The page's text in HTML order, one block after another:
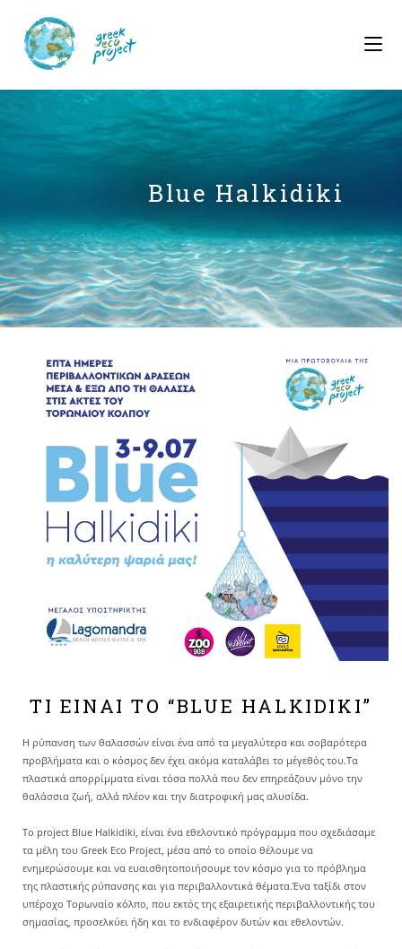
Blue Halkidiki
ΤΙ ΕΙΝΑΙ ΤΟ “BLUE HALKIDIKI”
Η ρύπανση των θαλασσών είναι ένα από τα μεγαλύτερα και σοβαρότερα
προβλήματα και ο κόσμος δεν έχει ακόμα καταλάβει το μέγεθός του.Τα
πλαστικά απορρίμματα είναι τόσα πολλά που δεν επηρεάζουν μόνο την
θαλάσσια ζωή, αλλά πλέον και την διατροφική μας αλυσίδα.
Το project Blue Halkidiki, είναι ένα εθελοντικό πρόγραμμα που σχεδιάσαμε
τα μέλη του Greek Eco Project, μέσα από το οποίο θέλουμε να
ενημερώσουμε και να ευαισθητοποιήσουμε τον κόσμο για το πρόβλημα
της πλαστικής ρύπανσης και για περιβαλλοντικά θέματα.Ένα ταξίδι στον
υπέροχο Τορωναίο κόλπο, που εκτός της εξαιρετικής περιβαλλοντικής του
σημασίας, προσελκύει ήδη και το ενδιαφέρον δυτών και εθελοντών.